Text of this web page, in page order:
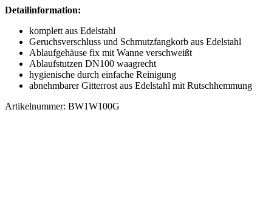
Detailinformation:
komplett aus Edelstahl
Geruchsverschluss und Schmutzfangkorb aus Edelstahl
Ablaufgehäuse fix mit Wanne verschweißt
Ablaufstutzen DN100 waagrecht
hygienische durch einfache Reinigung
abnehmbarer Gitterrost aus Edelstahl mit Rutschhemmung
Artikelnummer: BW1W100G